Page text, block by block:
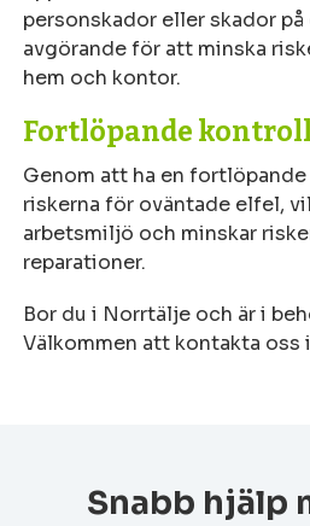
personskador eller skador
avgörande för att minska
hem och kontor.
Fortlöpande kontroll
Genom att ha en
riskerna för oväntade elfel,
arbetsmiljö och minskar
reparationer.
Bor du i Norrtälje och är i
Välkommen att kontakta oss
Snabb hjälp